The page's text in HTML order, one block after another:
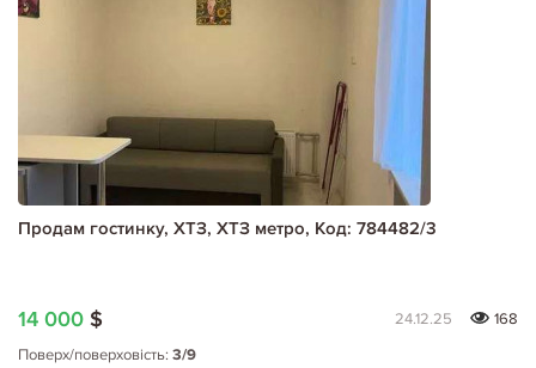
Продам гостинку, ХТЗ, ХТЗ метро, Код: 784482/3
14 000 $ 24.12.25
168
Поверх/поверховість: 3/9